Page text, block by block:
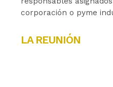
corporación o pyme
LA REUNIÓN